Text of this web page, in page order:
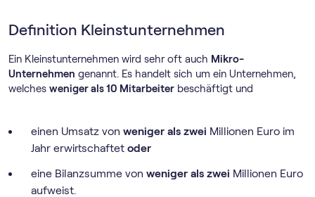
Definition Kleinstunternehmen
Ein Kleinstunternehmen wird sehr oft auch Mikro-
Unternehmen genannt. Es handelt sich um ein Unternehmen,
welches weniger als 10 Mitarbeiter beschäftigt und
einen Umsatz von weniger als zwei Millionen Euro im
Jahr erwirtschaftet oder
eine Bilanzsumme von weniger als zwei Millionen Euro
aufweist.